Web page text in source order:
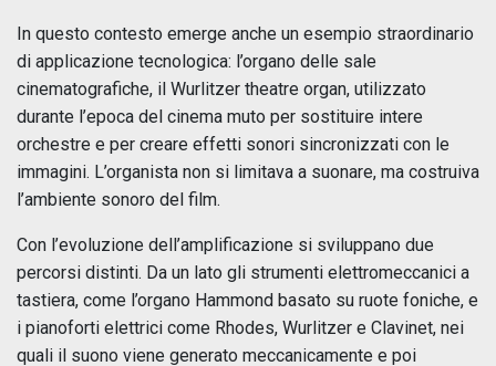
In questo contesto emerge anche un esempio straordinario
di applicazione tecnologica: l’organo delle sale
cinematografiche, il Wurlitzer theatre organ, utilizzato
durante l’epoca del cinema muto per sostituire intere
orchestre e per creare effetti sonori sincronizzati con le
immagini. L’organista non si limitava a suonare, ma costruiva
l’ambiente sonoro del film.
Con l’evoluzione dell’amplificazione si sviluppano due
percorsi distinti. Da un lato gli strumenti elettromeccanici a
tastiera, come l’organo Hammond basato su ruote foniche, e
i pianoforti elettrici come Rhodes, Wurlitzer e Clavinet, nei
quali il suono viene generato meccanicamente e poi